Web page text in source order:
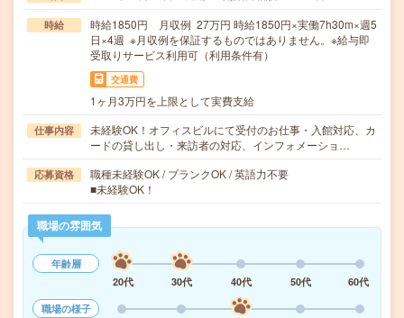
時給
時給1850円 月収例 27万円 時給1850円×実働7h30m×週5
日×4週 ※月収例を保証するものではありません。※給与即
受取りサービス利用可（利用条件有）
交通費
1ヶ月3万円を上限として実費支給
仕事内容
未経験OK！オフィスビルにて受付のお仕事・入館対応、カ
ードの貸し出し・来訪者の対応、インフォメーショ…
応募資格
職種未経験OK / ブランクOK / 英語力不要
■未経験OK！
職場の雰囲気
年齢層
20代
30代 40代 50代
60代
職場の様子